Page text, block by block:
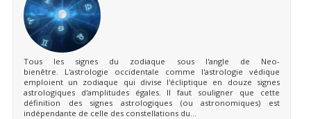
Tous les signes du zodiaque sous l'angle de Neo-
bienêtre. L'astrologie occidentale comme l'astrologie védique
emploient un zodiaque qui divise l'écliptique en douze signes
astrologiques d'amplitudes égales. Il faut souligner que cette
définition des signes astrologiques (ou astronomiques) est
indépendante de celle des constellations du...